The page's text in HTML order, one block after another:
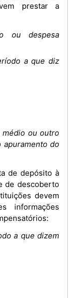
prestar a
ou despesa
a que diz
médio ou outro
apuramento do
de descoberto
devem
informações
a que dizem